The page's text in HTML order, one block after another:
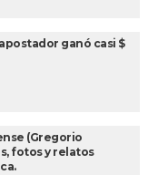
ganó casi $
(Gregorio
fotos y relatos